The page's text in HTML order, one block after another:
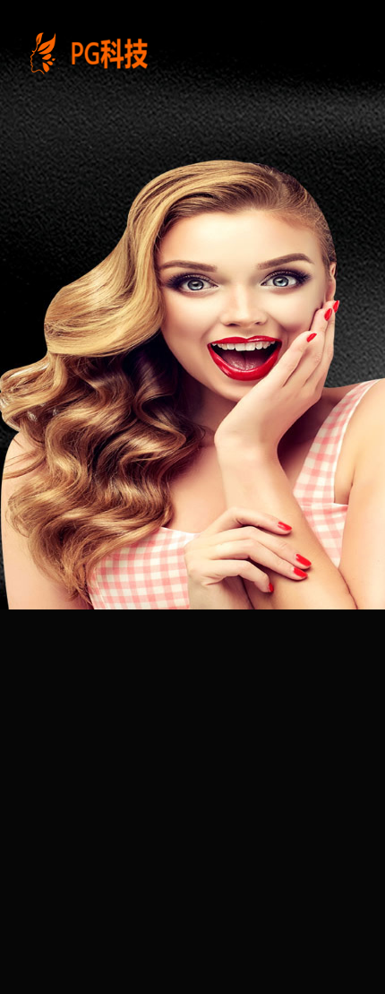
PG
电
子
控
股
有
限
公
司-
云
南
昆
明
专
业
美
发